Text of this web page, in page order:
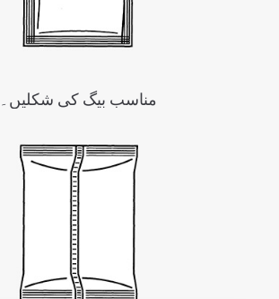
مناسب بیگ کی شکلیں۔